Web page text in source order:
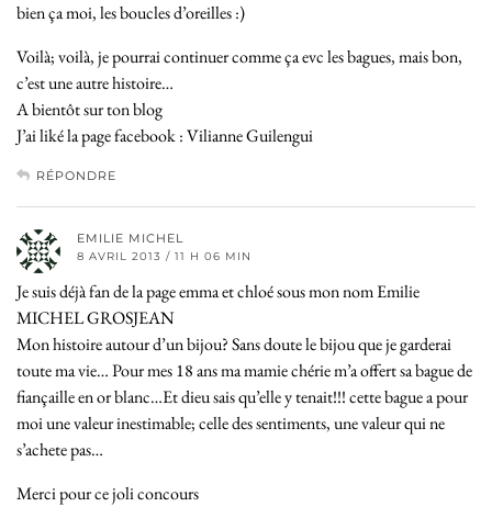
bien ça moi, les boucles d’oreilles :)
Voilà; voilà, je pourrai continuer comme ça evc les bagues, mais bon,
c’est une autre histoire…
A bientôt sur ton blog
J’ai liké la page facebook : Vilianne Guilengui
RÉPONDRE
EMILIE MICHEL
8 AVRIL 2013 / 11 H 06 MIN
Je suis déjà fan de la page emma et chloé sous mon nom Emilie
MICHEL GROSJEAN
Mon histoire autour d’un bijou? Sans doute le bijou que je garderai
toute ma vie… Pour mes 18 ans ma mamie chérie m’a offert sa bague de
fiançaille en or blanc…Et dieu sais qu’elle y tenait!!! cette bague a pour
moi une valeur inestimable; celle des sentiments, une valeur qui ne
s’achete pas…
Merci pour ce joli concours